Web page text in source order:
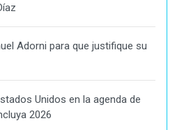
Adorni para que justifique su
Unidos en la agenda de
2026